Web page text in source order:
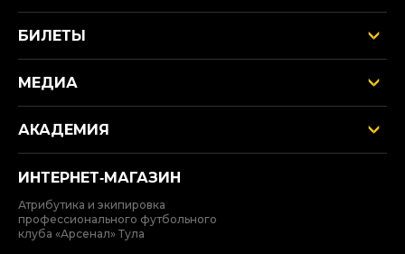
БИЛЕТЫ
МЕДИА
АКАДЕМИЯ
ИНТЕРНЕТ‑МАГАЗИН
Атрибутика и экипировка
профессионального футбольного
клуба «Арсенал» Тула